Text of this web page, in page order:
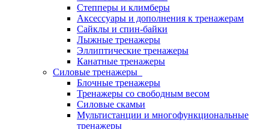
Степперы и климберы
Аксессуары и дополнения к тренажерам
Сайклы и спин-байки
Лыжные тренажеры
Эллиптические тренажеры
Канатные тренажеры
Силовые тренажеры
Блочные тренажеры
Тренажеры со свободным весом
Силовые скамьи
Мультистанции и многофункциональные
тренажеры